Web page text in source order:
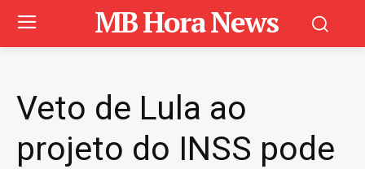
MB Hora News
Veto de Lula ao
projeto do INSS pode